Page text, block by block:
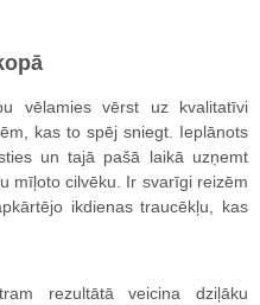
vēlamies vērst uz kvalitatīvi
kas to spēj sniegt. Ieplānots
un tajā pašā laikā uzņemt
mīļoto cilvēku. Ir svarīgi reizēm
ikdienas traucēkļu, kas
rezultātā veicina dziļāku